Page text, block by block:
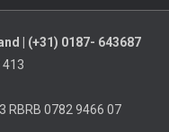
| (+31) 0187- 643687
RBRB 0782 9466 07